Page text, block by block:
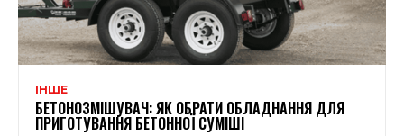
ІНШЕ
БЕТОНОЗМІШУВАЧ: ЯК ОБРАТИ ОБЛАДНАННЯ ДЛЯ
ПРИГОТУВАННЯ БЕТОННОЇ СУМІШІ